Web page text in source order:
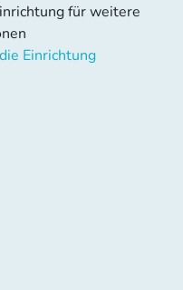
für weitere
Einrichtung